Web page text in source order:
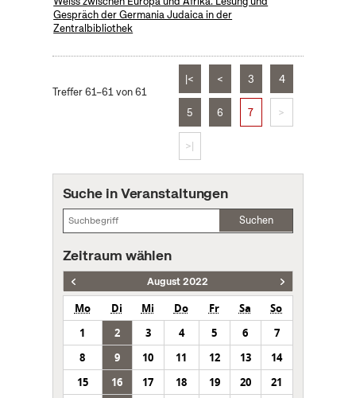
Gespräch der Germania Judaica in der
Zentralbibliothek
Treffer 61–61 von 61
|< < 3 4
5 6 7 >
>|
Suche in Veranstaltungen
Suchen
Zeitraum wählen
August 2022
Mo Di Mi Do Fr Sa
So
1
2 3 4 5 6
7
8
9 10 11 12 13
14
15
16 17 18 19 20
21